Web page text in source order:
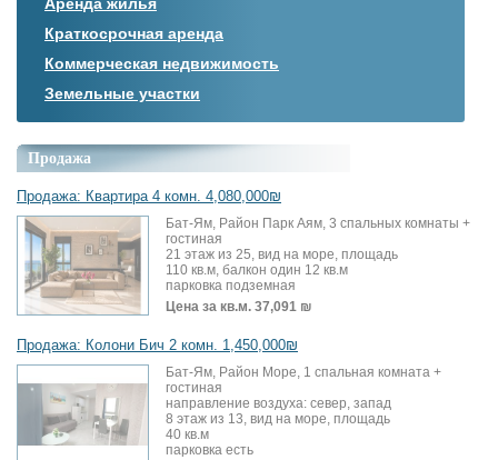
Аренда жилья
Краткосрочная аренда
Коммерческая недвижимость
Земельные участки
Продажа
Продажа: Квартира 4 комн. 4,080,000₪
Бат-Ям, Район Парк Аям, 3 спальных комнаты +
гостиная
21 этаж из 25, вид на море, площадь
110 кв.м, балкон один 12 кв.м
парковка подземная
Цена за кв.м. 37,091 ₪
Продажа: Колони Бич 2 комн. 1,450,000₪
Бат-Ям, Район Море, 1 спальная комната +
гостиная
направление воздуха: север, запад
8 этаж из 13, вид на море, площадь
40 кв.м
парковка есть